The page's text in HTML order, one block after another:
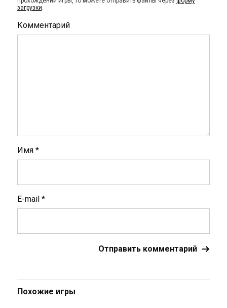
загрузки.
Комментарий
Имя *
E-mail *
Похожие игры